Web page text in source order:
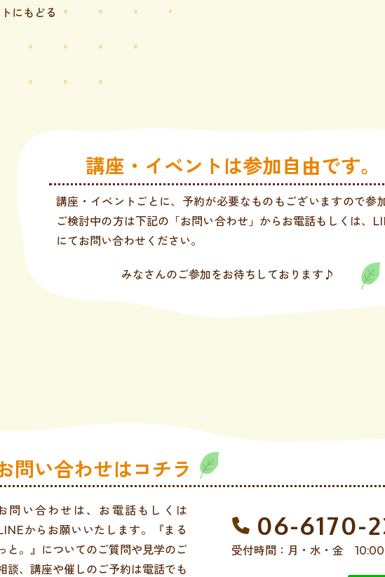
にもどる
講座・イベントは参加自由です。
講座・イベントごとに、予約が必要なものもございますので参
ご検討中の方は下記の「お問い合わせ」からお電話もしくは、
にてお問い合わせください。
みなさんのご参加をお待ちしております♪
問い合わせはコチラ
問い合わせは、お電話もしくは
からお願いいたします。『まる
と。』についてのご質問や見学のご
談、講座や催しのご予約は電話でも
06-6170-
受付時間：月・水・金 10:00